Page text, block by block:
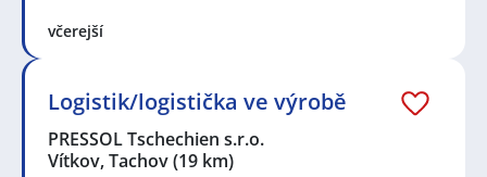
včerejší
Logistik/logistička ve výrobě
PRESSOL Tschechien s.r.o.
Vítkov, Tachov(19 km)